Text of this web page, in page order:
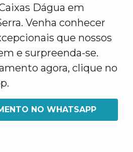
Dágua em
Venha conhecer
que nossos
e surpreenda-se.
agora, clique no
NO WHATSAPP